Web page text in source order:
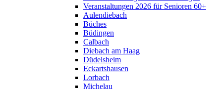
Veranstaltungen 2026 für Senioren 60+
Aulendiebach
Büches
Büdingen
Calbach
Diebach am Haag
Düdelsheim
Eckartshausen
Lorbach
Michelau